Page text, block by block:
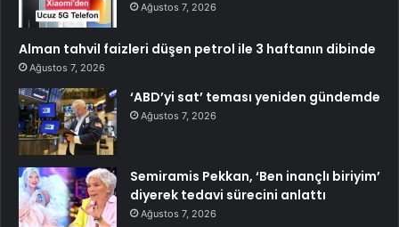
Ağustos 7, 2026
Alman tahvil faizleri düşen petrol ile 3 haftanın dibinde
Ağustos 7, 2026
‘ABD’yi sat’ teması yeniden gündemde
Ağustos 7, 2026
Semiramis Pekkan, ‘Ben inançlı biriyim’
diyerek tedavi sürecini anlattı
Ağustos 7, 2026